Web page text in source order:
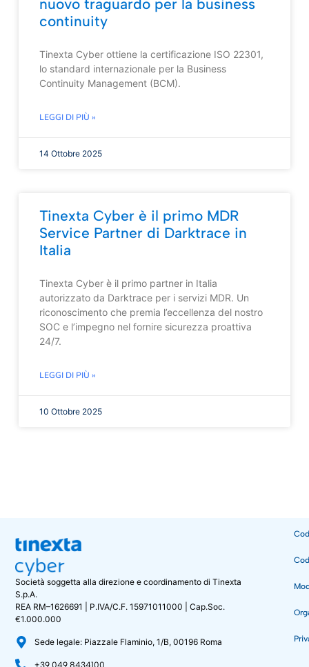
nuovo traguardo per la business
continuity
Tinexta Cyber ottiene la certificazione ISO 22301,
lo standard internazionale per la Business
Continuity Management (BCM).
LEGGI DI PIÙ »
14 Ottobre 2025
Tinexta Cyber è il primo MDR
Service Partner di Darktrace in
Italia
Tinexta Cyber è il primo partner in Italia
autorizzato da Darktrace per i servizi MDR. Un
riconoscimento che premia l’eccellenza del nostro
SOC e l’impegno nel fornire sicurezza proattiva
24/7.
LEGGI DI PIÙ »
10 Ottobre 2025
Società soggetta alla direzione e coordinamento di Tinexta
S.p.A.
REA RM–1626691 | P.IVA/C.F. 15971011000 | Cap.Soc.
€1.000.000
Sede legale: Piazzale Flaminio, 1/B, 00196 Roma
+39 049 8434100